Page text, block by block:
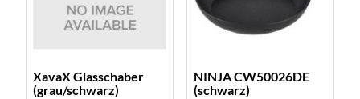
XavaX Glasschaber
(grau/schwarz)
NINJA CW50026DE
(schwarz)